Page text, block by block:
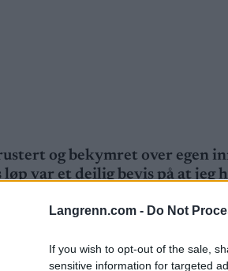
Langrenn.com - Do Not
If you wish to opt-out of the sale,
sensitive information for targeted
og bekymret over egen
løp var et deilig bevis på at